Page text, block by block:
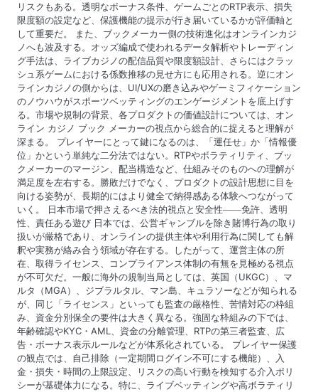
リスクもある。透明なボーナス条件、ゲームごとのRTP表示、損失
限度額の設定など、保護機能の提示が行き届いているかが評価軸と
して重要だ。 また、ブックメーカー側の技術進化はオンラインカジ
ノへも波及する。オッズ編成で使われるデータ解析やトレーディン
グ手法は、ライブカジノの配信品質や限度額設計、さらにはクラッ
シュ系ゲームにおける係数推移の見せ方にも応用される。逆にオン
ラインカジノの側からは、UI/UXの磨き込みやゲーミフィケーション
のノウハウがスポーツベッティングのエンゲージメントを底上げす
る。市場や規制の背景、各プロダクトの価値設計については、オン
ライン カジノ ブック メーカーの視点から総合的に捉えると理解が
深まる。 プレイヤーにとって鍵になるのは、「運任せ」か「情報優
位」かという単純な二分法ではない。RTPやボラティリティ、ブッ
クメーカーのマージン、配当構造など、仕組みそのものへの理解が
満足度を左右する。勝敗だけでなく、プロダクトの設計思想に目を
向ける姿勢が、長期的にはより健全で納得感ある体験へつながって
いく。 日本市場で押さえるべき法的視点と安全性――免許、透明
性、責任ある遊び 日本では、公営ギャンブルを除き賭博行為の取り
扱いが厳格であり、オンラインの提供主体や利用行為に関しても解
釈や実務が絡み合う領域が存在する。したがって、運営主体の所
在、取得ライセンス、コンプライアンス体制の有無を見極める視点
が不可欠だ。一般に海外の規制当局としては、英国（UKGC）、マ
ルタ（MGA）、ジブラルタル、マン島、キュラソーなどが知られる
が、同じ「ライセンス」といっても監査の厳格性、苦情対応の枠組
み、資金分別保全の要件は大きく異なる。強固な枠組みの下では、
年齢確認やKYC・AML、資金の分離管理、RTPの第三者監査、広
告・ボーナス表示ルールなどが体系化されている。 プレイヤー保護
の観点では、自己排除（一定期間ログイン不可にする機能）、入
金・損失・時間の上限設定、リスクの高い行動を検知する介入ポリ
シーが基礎体力になる。特に、ライブベッティングや高ボラティリ